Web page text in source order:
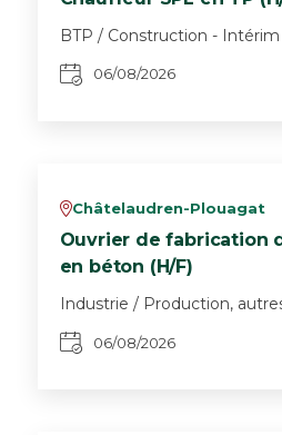
BTP / Construction - Intérim
06/08/2026
vChâtelaudren-Plouagat
Ouvrier de fabrication
en béton (H/F)
Industrie / Production,
06/08/2026